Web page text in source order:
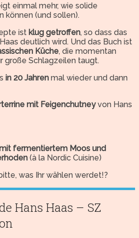
einmal mehr, wie solide
können (und sollen).
ist klug getroffen, so dass das
deutlich wird. Und das Buch ist
Küche, die momentan
große Schlagzeilen taugt.
in 20 Jahren mal wieder und dann
mit Feigenchutneyvon Hans
fermentiertem Moos und
(à la Nordic Cuisine)
was Ihr wählen werdet!?
Hans Haas – SZ